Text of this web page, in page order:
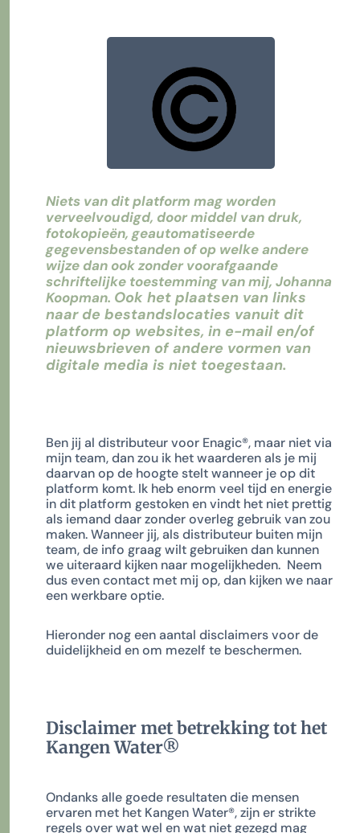
Niets van dit platform mag worden
verveelvoudigd, door middel van druk,
fotokopieën, geautomatiseerde
gegevensbestanden of op welke andere
wijze dan ook zonder voorafgaande
schriftelijke toestemming van mij, Johanna
Koopman. Ook het plaatsen van links
naar de bestandslocaties vanuit dit
platform op websites, in e-mail en/of
nieuwsbrieven of andere vormen van
digitale media is niet toegestaan.
Ben jij al distributeur voor Enagic®, maar niet via
mijn team, dan zou ik het waarderen als je mij
daarvan op de hoogte stelt wanneer je op dit
platform komt. Ik heb enorm veel tijd en energie
in dit platform gestoken en vindt het niet prettig
als iemand daar zonder overleg gebruik van zou
maken. Wanneer jij, als distributeur buiten mijn
team, de info graag wilt gebruiken dan kunnen
we uiteraard kijken naar mogelijkheden. Neem
dus even contact met mij op, dan kijken we naar
een werkbare optie.
Hieronder nog een aantal disclaimers voor de
duidelijkheid en om mezelf te beschermen.
Disclaimer met betrekking tot het
Kangen Water®
Ondanks alle goede resultaten die mensen
ervaren met het Kangen Water®, zijn er strikte
regels over wat wel en wat niet gezegd mag